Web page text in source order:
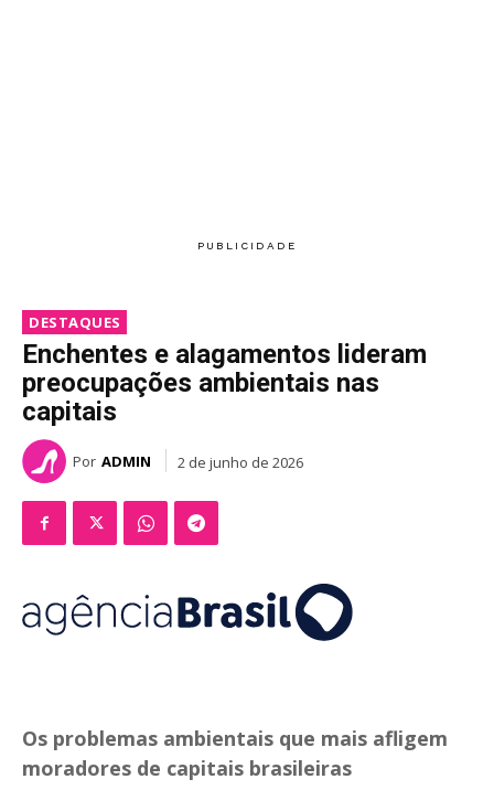
DESTAQUES
Enchentes e alagamentos lideram
preocupações ambientais nas
capitais
Por ADMIN 2 de junho de 2026
Os problemas ambientais que mais afligem
moradores de capitais brasileiras